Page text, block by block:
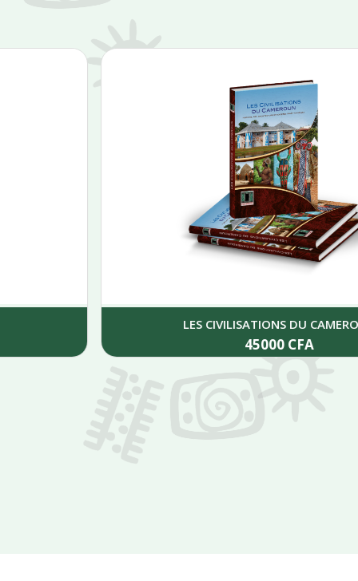
LES CIVILISATIONS DU CAMEROUN